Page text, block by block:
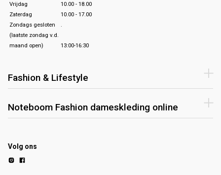
Vrijdag
10.00 - 18.00
Zaterdag
10.00 - 17.00
Zondags gesloten
.
(laatste zondag v.d.
maand open)
13:00-16:30
Fashion & Lifestyle
Noteboom Fashion dameskleding online
Volg ons